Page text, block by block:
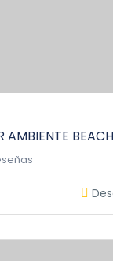
AMBIENTE BEACH